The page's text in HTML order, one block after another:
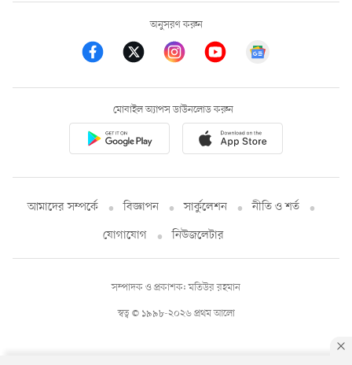
অনুসরণ করুন
মোবাইল অ্যাপস ডাউনলোড করুন
আমাদের সম্পর্কে বিজ্ঞাপন সার্কুলেশন
নীতি ও শর্ত
যোগাযোগ
নিউজলেটার
স্বত্ব © ১৯৯৮-২০২৬ প্রথম আলো
সম্পাদক ও প্রকাশক: মতিউর রহমান